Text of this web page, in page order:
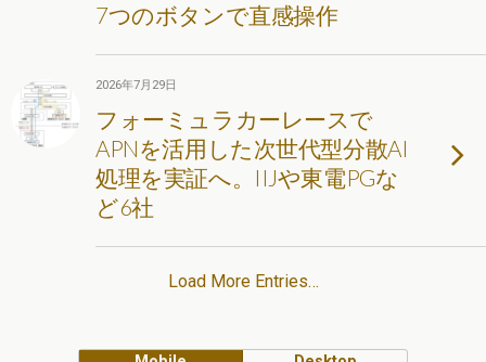
7つのボタンで直感操作
2026年7月29日
フォーミュラカーレースで
APNを活用した次世代型分散AI
処理を実証へ。IIJや東電PGな
ど6社
Load More Entries…